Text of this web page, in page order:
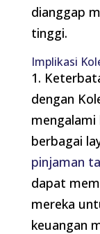
dianggap
tinggi.
Implikasi
1.
dengan
berbagai
pinjaman
dapat
mereka
keuangan